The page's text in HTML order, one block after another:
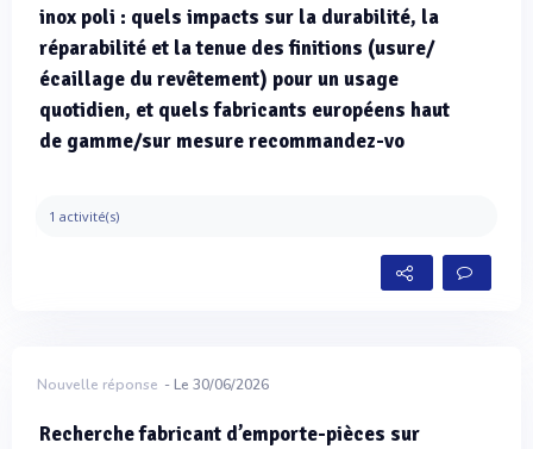
inox poli : quels impacts sur la durabilité, la
réparabilité et la tenue des finitions (usure/
écaillage du revêtement) pour un usage
quotidien, et quels fabricants européens haut
de gamme/sur mesure recommandez-vo
1 activité(s)
Nouvelle réponse - Le 30/06/2026
Recherche fabricant d’emporte-pièces sur